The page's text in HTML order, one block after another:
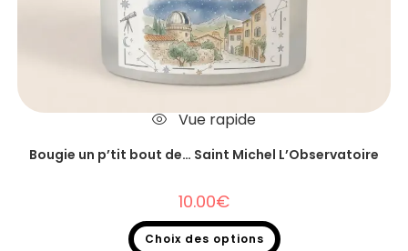
Vue rapide
Bougie un p’tit bout de… Saint Michel L’Observatoire
10.00€
Choix des options